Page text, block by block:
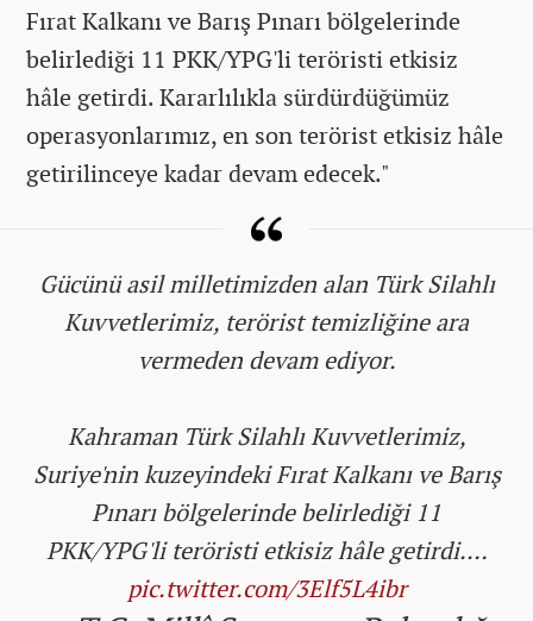
Fırat Kalkanı ve Barış Pınarı bölgelerinde
belirlediği 11 PKK/YPG'li teröristi etkisiz
hâle getirdi. Kararlılıkla sürdürdüğümüz
operasyonlarımız, en son terörist etkisiz hâle
getirilinceye kadar devam edecek."
Gücünü asil milletimizden alan Türk Silahlı
Kuvvetlerimiz, terörist temizliğine ara
vermeden devam ediyor.
Kahraman Türk Silahlı Kuvvetlerimiz,
Suriye'nin kuzeyindeki Fırat Kalkanı ve Barış
Pınarı bölgelerinde belirlediği 11
PKK/YPG'li teröristi etkisiz hâle getirdi.…
pic.twitter.com/3Elf5L4ibr